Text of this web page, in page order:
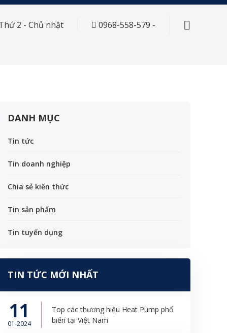
2 - Chủ nhật 0968-558-579 -
DANH MỤC
Tin tức
Tin doanh nghiệp
Chia sẻ kiến thức
Tin sản phẩm
Tin tuyển dụng
TIN TỨC MỚI NHẤT
11
01-2024
Top các thương hiệu Heat Pump phổ
biến tại Việt Nam